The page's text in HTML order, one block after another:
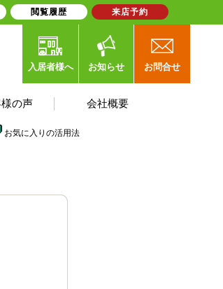
入居者様へ お知らせ お問合せ
の声 会社概要
お気に入りの活用法
閲覧履歴 来店予約